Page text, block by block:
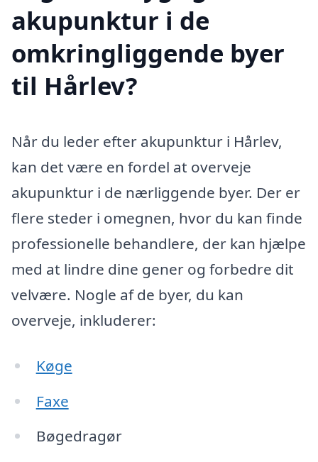
akupunktur i de
omkringliggende byer
til Hårlev?
Når du leder efter akupunktur i Hårlev,
kan det være en fordel at overveje
akupunktur i de nærliggende byer. Der er
flere steder i omegnen, hvor du kan finde
professionelle behandlere, der kan hjælpe
med at lindre dine gener og forbedre dit
velvære. Nogle af de byer, du kan
overveje, inkluderer:
Køge
Faxe
Bøgedragør